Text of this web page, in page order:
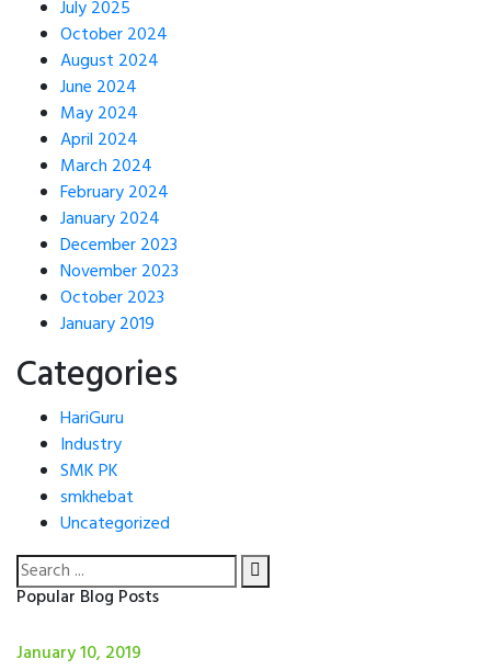
July 2025
October 2024
August 2024
June 2024
May 2024
April 2024
March 2024
February 2024
January 2024
December 2023
November 2023
October 2023
January 2019
Categories
HariGuru
Industry
SMK PK
smkhebat
Uncategorized
Popular Blog Posts
January 10, 2019